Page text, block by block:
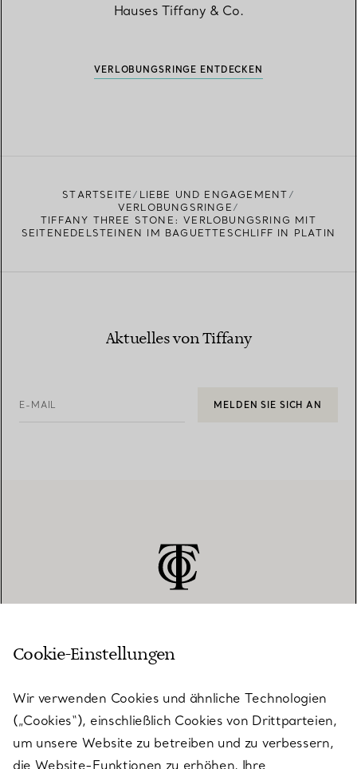
Hauses Tiffany & Co.
VERLOBUNGSRINGE ENTDECKEN
STARTSEITE
LIEBE UND ENGAGEMENT
VERLOBUNGSRINGE
TIFFANY THREE STONE: VERLOBUNGSRING MIT
SEITENEDELSTEINEN IM BAGUETTESCHLIFF IN PLATIN
Aktuelles von Tiffany
E-MAIL MELDEN SIE SICH AN
KUNDENSERVICE
SERVICES
Cookie-Einstellungen
Wir verwenden Cookies und ähnliche Technologien
(„Cookies“), einschließlich Cookies von Drittparteien,
um unsere Website zu betreiben und zu verbessern,
die Website-Funktionen zu erhöhen, Ihre